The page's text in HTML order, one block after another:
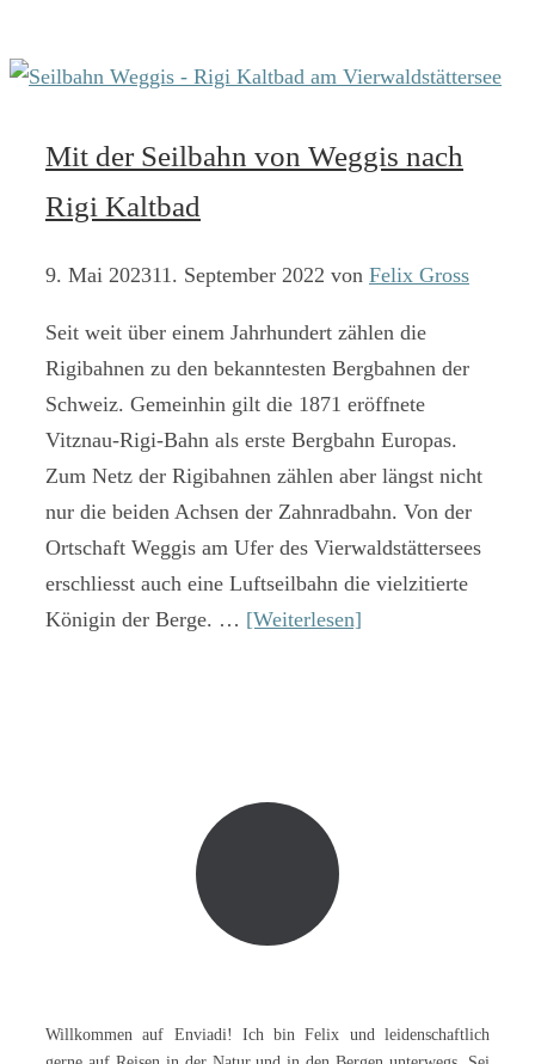
Mit der Seilbahn von Weggis nach
Rigi Kaltbad
9. Mai 202311. September 2022 von Felix Gross
Seit weit über einem Jahrhundert zählen die
Rigibahnen zu den bekanntesten Bergbahnen der
Schweiz. Gemeinhin gilt die 1871 eröffnete
Vitznau-Rigi-Bahn als erste Bergbahn Europas.
Zum Netz der Rigibahnen zählen aber längst nicht
nur die beiden Achsen der Zahnradbahn. Von der
Ortschaft Weggis am Ufer des Vierwaldstättersees
erschliesst auch eine Luftseilbahn die vielzitierte
Königin der Berge. … [Weiterlesen]
Willkommen auf Enviadi! Ich bin Felix und leidenschaftlich